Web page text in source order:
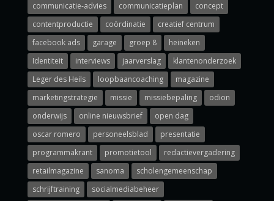
communicatie-advies
communicatieplan
concept
contentproductie
coördinatie
creatief centrum
facebook ads
garage groep 8
heineken
Identiteit
interviews jaarverslag
klantenonderzoek
Leger des Heils
loopbaancoaching
magazine
marketingstrategie
missie missiebepaling
odion
onderwijs
online nieuwsbrief
open dag
oscar romero
personeelsblad
presentatie
programmakrant
promotietool
redactievergadering
retailmagazine
sanoma
scholengemeenschap
schrijftraining
socialmediabeheer